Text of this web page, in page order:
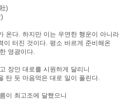
)
온다. 하지만 이는 우연한 행운이 아니라
이 터진 것이다. 평소 바르게 준비해온
영광이다.
장안 대로를 시원하게 달리니
탄 듯 마음먹은 대로 일이 풀린다.
이 최고조에 달했으니